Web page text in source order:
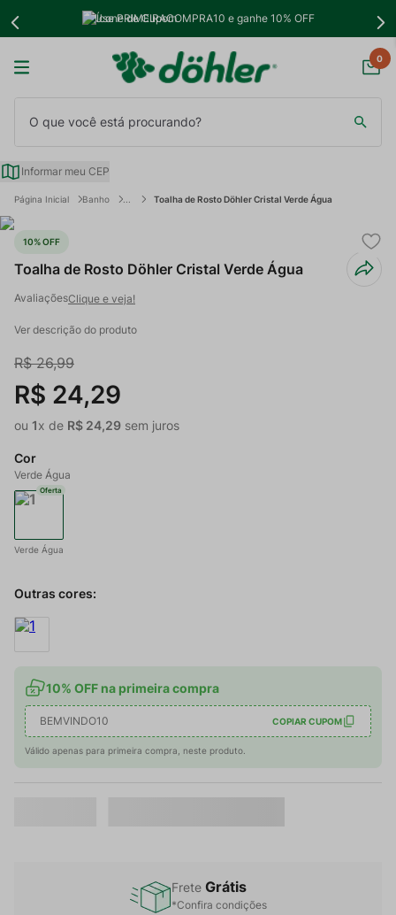
Use PRIMEIRACOMPRA10 e ganhe 10% OFF
0
Informar meu CEP
Banho Toalha de Rosto Döhler Cristal Verde Água
10%OFF
Toalha de Rosto Döhler Cristal Verde Água
Clique e veja!
Ver descrição do produto
R$ 26,99
R$ 24,29
ou 1x de R$ 24,29 sem juros
Cor
Verde Água
Oferta
Verde Água
Outras cores:
10% OFF na primeira compra
BEMVINDO10 COPIAR CUPOM
Válido apenas para primeira compra, neste produto.
Frete Grátis
*Confira condições